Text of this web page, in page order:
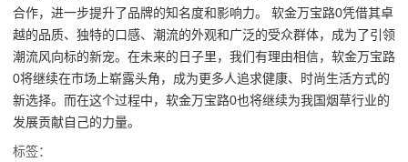
合作，进一步提升了品牌的知名度和影响力。 软金万宝路0凭借其卓
越的品质、独特的口感、潮流的外观和广泛的受众群体，成为了引领
潮流风向标的新宠。在未来的日子里，我们有理由相信，软金万宝路
0将继续在市场上崭露头角，成为更多人追求健康、时尚生活方式的
新选择。而在这个过程中，软金万宝路0也将继续为我国烟草行业的
发展贡献自己的力量。
标签：